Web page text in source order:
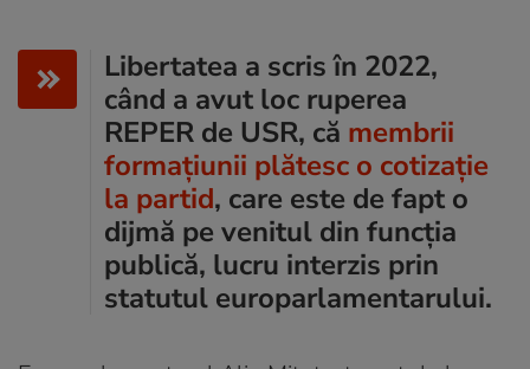
Libertatea a scris în 2022,
când a avut loc ruperea
REPER de USR, că membrii
formațiunii plătesc o cotizație
la partid, care este de fapt o
dijmă pe venitul din funcția
publică, lucru interzis prin
statutul europarlamentarului.